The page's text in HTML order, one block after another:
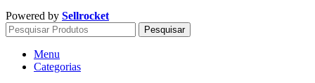
Powered by Sellrocket
Pesquisar
Menu
Categorias